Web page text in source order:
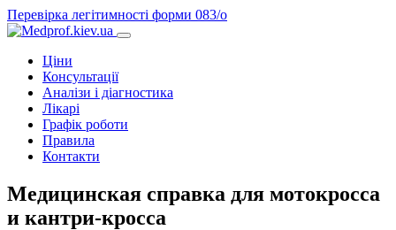
Перевірка легітимності форми 083/о
Ціни
Консультації
Аналізи і діагностика
Лікарі
Графік роботи
Правила
Контакти
Медицинская справка для мотокросса
и кантри-кросса